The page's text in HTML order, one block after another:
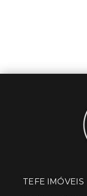
TEFE IMÓVEIS